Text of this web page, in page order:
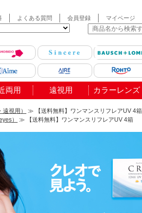
よくある質問 会員登録 マイページ
両用 遠視用 カラーレンズ
視用）
≫ 【送料無料】ワンマンスリフレアUV 4箱
） ≫ 【送料無料】ワンマンスリフレアUV 4箱